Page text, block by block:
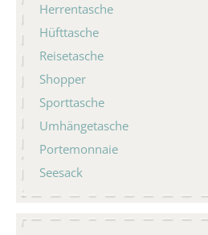
Herrentasche
Hüfttasche
Reisetasche
Shopper
Sporttasche
Umhängetasche
Portemonnaie
Seesack